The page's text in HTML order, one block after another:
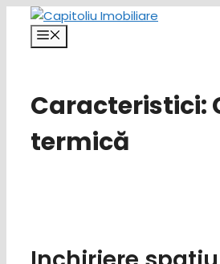
conținut
Caracteristici:
termică